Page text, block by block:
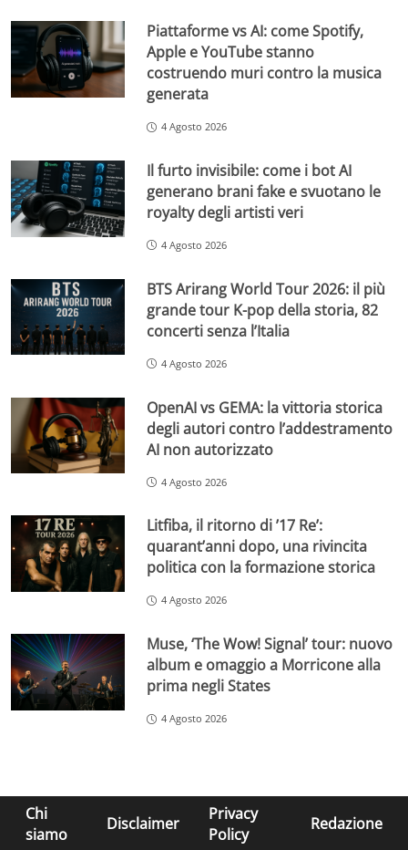
Piattaforme vs AI: come Spotify,
Apple e YouTube stanno
costruendo muri contro la musica
generata
4 Agosto 2026
Il furto invisibile: come i bot AI
generano brani fake e svuotano le
royalty degli artisti veri
4 Agosto 2026
BTS Arirang World Tour 2026: il più
grande tour K-pop della storia, 82
concerti senza l’Italia
4 Agosto 2026
OpenAI vs GEMA: la vittoria storica
degli autori contro l’addestramento
AI non autorizzato
4 Agosto 2026
Litfiba, il ritorno di ’17 Re’:
quarant’anni dopo, una rivincita
politica con la formazione storica
4 Agosto 2026
Muse, ‘The Wow! Signal’ tour: nuovo
album e omaggio a Morricone alla
prima negli States
4 Agosto 2026
Chi
siamo
Disclaimer
Privacy
Policy
Redazione